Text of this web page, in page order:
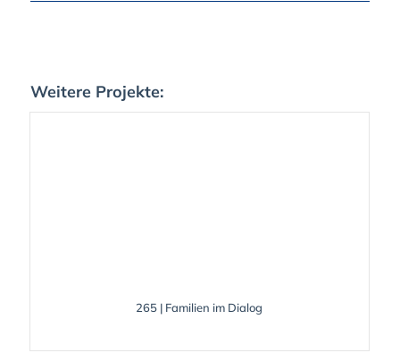
Weitere Projekte:
265 | Familien im Dialog